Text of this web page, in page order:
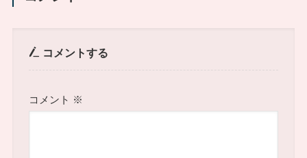
コメントする
コメント ※